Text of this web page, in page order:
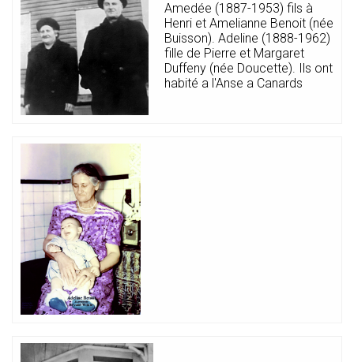
Amedée (1887-1953) fils à
Henri et Amelianne Benoit (née
Buisson). Adeline (1888-1962)
fille de Pierre et Margaret
Duffeny (née Doucette). Ils ont
habité a l'Anse a Canards